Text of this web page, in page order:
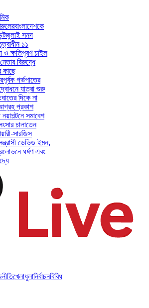
বাংলাদেশকে
সনদ
১১
ক্ষতিপূরণ চাইল
বিরুদ্ধে
গর্ভপাতের
যাত্রা শুরু
দিকে না
প্রকাশ
সমাবেশ
চালাতেন
সারজিস
ডেভিড ইমন,
ধর্ষণ এবং
খেলাধুলানির্বাচনবিবিধ